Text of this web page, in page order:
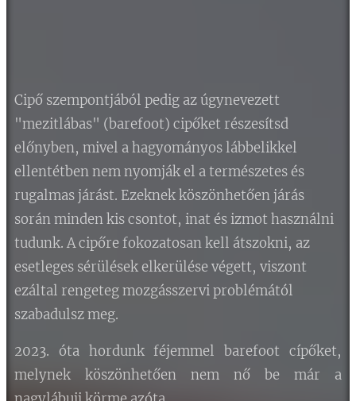
Cipő szempontjából pedig az úgynevezett
"mezitlábas" (barefoot) cipőket részesítsd
előnyben, mivel a hagyományos lábbelikkel
ellentétben nem nyomják el a természetes és
rugalmas járást. Ezeknek köszönhetően járás
során minden kis csontot, inat és izmot használni
tudunk. A cipőre fokozatosan kell átszokni, az
esetleges sérülések elkerülése végett, viszont
ezáltal rengeteg mozgásszervi problémától
szabadulsz meg.
2023. óta hordunk féjemmel barefoot cípőket,
melynek köszönhetően nem nő be már a